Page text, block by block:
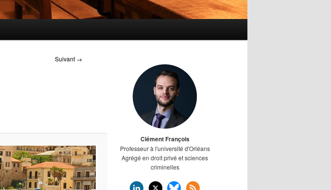
Navigation
Suivant →
Clément François
Professeur à l'université d'Orléans
Agrégé en droit privé et sciences
criminelles